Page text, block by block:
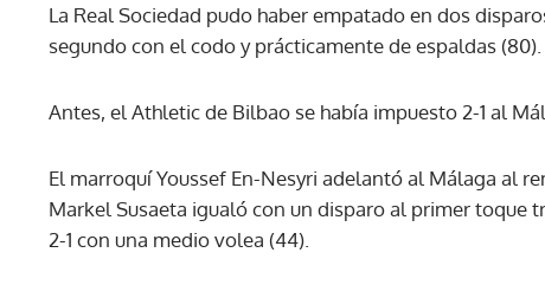
La Real Sociedad pudo haber empatado en dos
segundo con el codo y prácticamente de espaldas (80).
Antes, el Athletic de Bilbao se había impuesto 2-1 al
El marroquí Youssef En-Nesyri adelantó al Málaga al
Markel Susaeta igualó con un disparo al primer toque
2-1 con una medio volea (44).